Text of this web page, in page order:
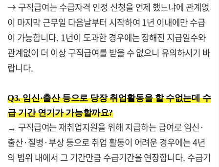
→ 구직급여는 수급자격 인정 신청을 언제 했느냐에 관계없
이 마지막 근무일 다음날부터 시작하여 1년 이내에만 수급
이 가능합니다. 1년이 도과한 경우에는 정해진 지급일수와
관계없이 더 이상 구직급여를 받을 수 없으니 유의하시기 바
랍니다.
Q3. 임신·출산 등으로 당장 취업활동을 할 수없는데 수
급 기간 연기가 가능할까요?
→ 구직급여는 재취업지원을 위해 지급하는 급여로 임신·
출산·질병·부상 등으로 취업 활동이 어려운 경우에는 4년
의 범위 내에서 그 기간만큼 수급기간을 연장합니다. 수급기